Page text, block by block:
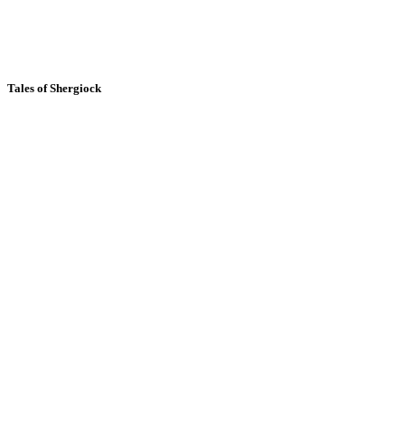
Tales of Shergiock